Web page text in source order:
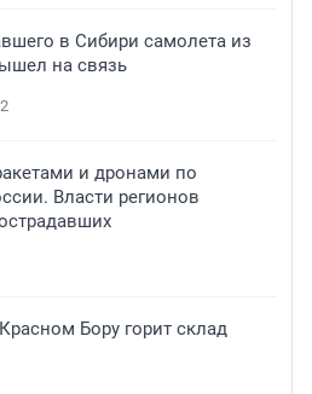
в Сибири самолета из
на связь
и дронами по
Власти регионов
Бору горит склад